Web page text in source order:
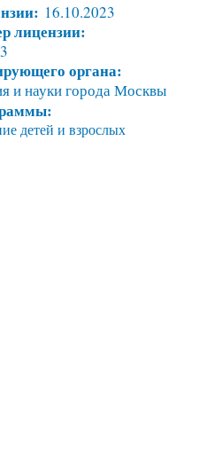
16.10.2023
лицензии:
органа:
и науки города Москвы
детей и взрослых